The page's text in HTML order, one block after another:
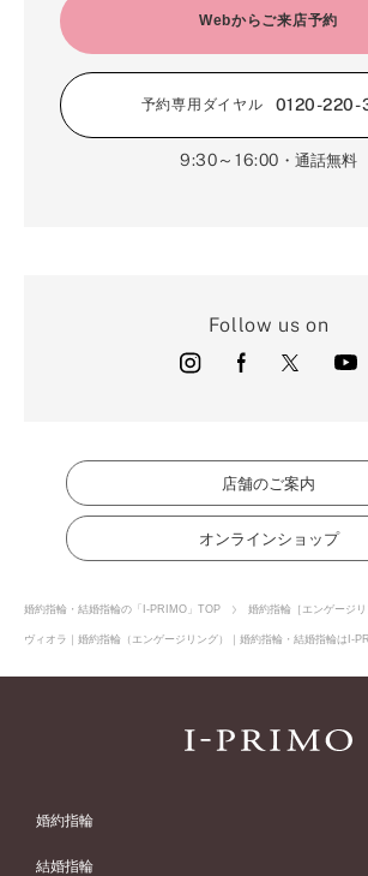
Webからご来店予約
予約専用ダイヤル 0120-220-
9:30～16:00 ・通話無料
Follow us on
店舗のご案内
オンラインショップ
婚約指輪・結婚指輪の「I-PRIMO」TOP 婚約指輪［エンゲージリ
ヴィオラ｜婚約指輪（エンゲージリング）｜婚約指輪・結婚指輪は
婚約指輪
婚約指輪 (エンゲージリング)
結婚指輪